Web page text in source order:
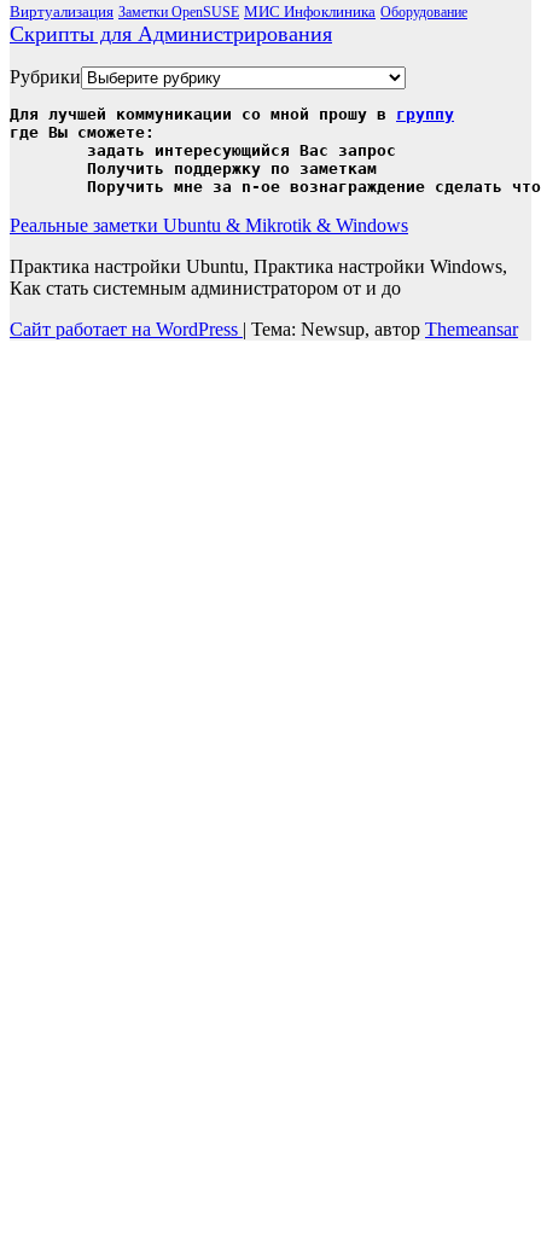
Виртуализация Заметки OpenSUSE МИС Инфоклиника Оборудование
Скрипты для Администрирования
Рубрики
Для лучшей коммуникации со мной прошу в группу
где Вы сможете:
Поручить мне за n-ое вознаграждение сделать
Реальные заметки Ubuntu & Mikrotik & Windows
Практика настройки Ubuntu, Практика настройки Windows,
Как стать системным администратором от и до
Сайт работает на WordPress | Тема: Newsup, автор Themeansar